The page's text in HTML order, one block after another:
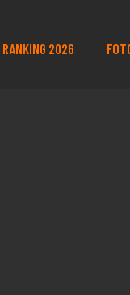
RANKING 2026